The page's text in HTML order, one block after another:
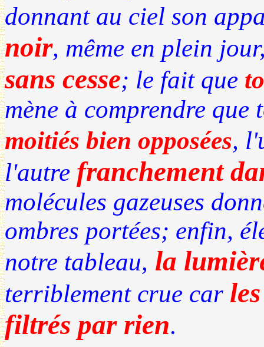
donnant au ciel son
noir, même en plein
sans cesse; le fait que
mène à comprendre
moitiés bien opposées,
l'autre franchement
molécules gazeuses
ombres portées; enfin,
notre tableau, la
terriblement crue car
filtrés par rien.